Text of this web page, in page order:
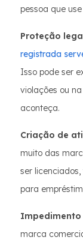
pessoa que
Proteção
registrada
Isso pode ser
violações ou
aconteça.
Criação de
muito das
ser
para
marca